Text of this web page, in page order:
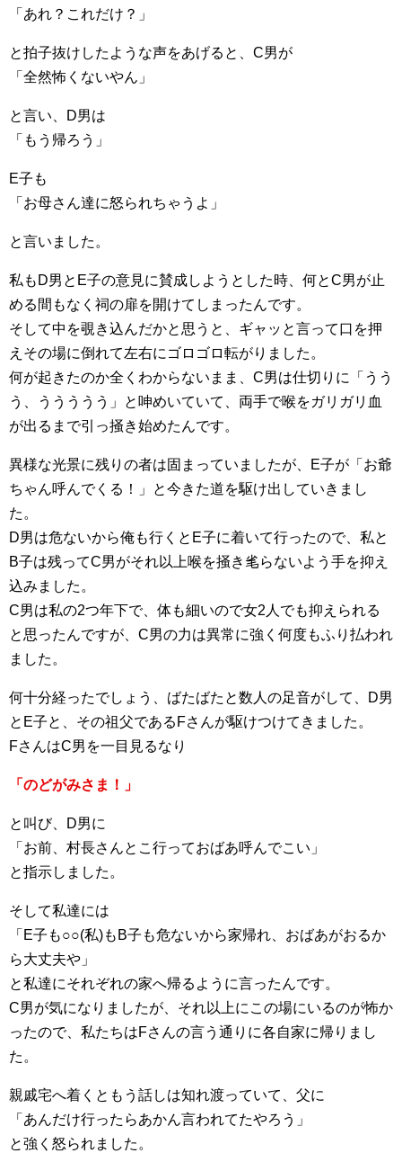
「あれ？これだけ？」
と拍子抜けしたような声をあげると、C男が
「全然怖くないやん」
と言い、D男は
「もう帰ろう」
E子も
「お母さん達に怒られちゃうよ」
と言いました。
私もD男とE子の意見に賛成しようとした時、何とC男が止
める間もなく祠の扉を開けてしまったんです。
そして中を覗き込んだかと思うと、ギャッと言って口を押
えその場に倒れて左右にゴロゴロ転がりました。
何が起きたのか全くわからないまま、C男は仕切りに「うう
う、ううううう」と呻めいていて、両手で喉をガリガリ血
が出るまで引っ掻き始めたんです。
異様な光景に残りの者は固まっていましたが、E子が「お爺
ちゃん呼んでくる！」と今きた道を駆け出していきまし
た。
D男は危ないから俺も行くとE子に着いて行ったので、私と
B子は残ってC男がそれ以上喉を掻き毟らないよう手を抑え
込みました。
C男は私の2つ年下で、体も細いので女2人でも抑えられる
と思ったんですが、C男の力は異常に強く何度もふり払われ
ました。
何十分経ったでしょう、ばたばたと数人の足音がして、D男
とE子と、その祖父であるFさんが駆けつけてきました。
FさんはC男を一目見るなり
「のどがみさま！」
と叫び、D男に
「お前、村長さんとこ行っておばあ呼んでこい」
と指示しました。
そして私達には
「E子も○○(私)もB子も危ないから家帰れ、おばあがおるか
ら大丈夫や」
と私達にそれぞれの家へ帰るように言ったんです。
C男が気になりましたが、それ以上にこの場にいるのが怖か
ったので、私たちはFさんの言う通りに各自家に帰りまし
た。
親戚宅へ着くともう話しは知れ渡っていて、父に
「あんだけ行ったらあかん言われてたやろう」
と強く怒られました。